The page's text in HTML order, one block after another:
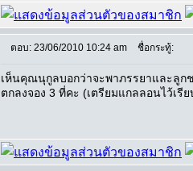
ตอบ: 23/06/2010 10:24 am ชื่อกระทู้:
เห็นคุณนุกูลบอกว่าจะพาภรรยาและลูก
ตกลงจอง 3 ที่คะ (เตรียมแกลลอนไว้เรี